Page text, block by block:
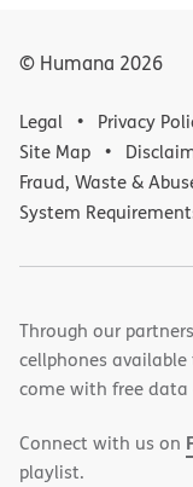
© Humana 2026
Legal Privacy
Site Map
Fraud, Waste &
System
Through our
cellphones
come with free
Connect with us on
playlist.